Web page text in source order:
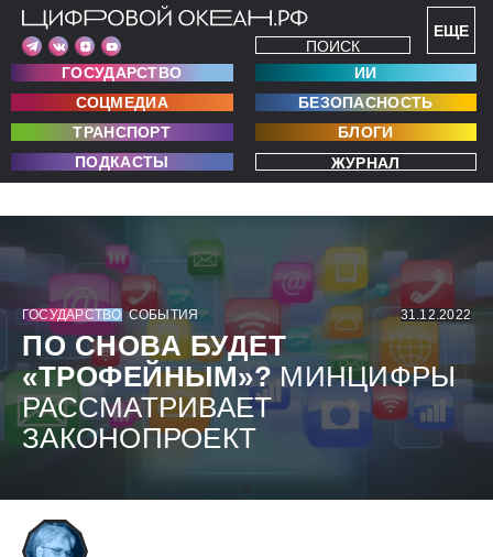
ЕЩЕ
ПОИСК
ГОСУДАРСТВО
ИИ
СОЦМЕДИА
БЕЗОПАСНОСТЬ
ТРАНСПОРТ
БЛОГИ
ПОДКАСТЫ
ЖУРНАЛ
ГОСУДАРСТВО СОБЫТИЯ 31.12.2022
ПО СНОВА БУДЕТ
«ТРОФЕЙНЫМ»?МИНЦИФРЫ
РАССМАТРИВАЕТ
ЗАКОНОПРОЕКТ